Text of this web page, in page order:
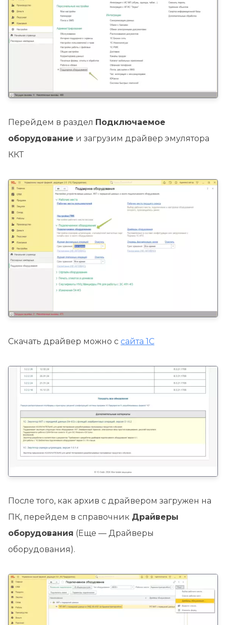
Перейдем в раздел Подключаемое
оборудование и загрузим драйвер эмулятора
ККТ
Скачать драйвер можно с сайта 1С
После того, как архив с драйвером загружен на
ПК, перейдем в справочник Драйверы
оборудования (Еще — Драйверы
оборудования).